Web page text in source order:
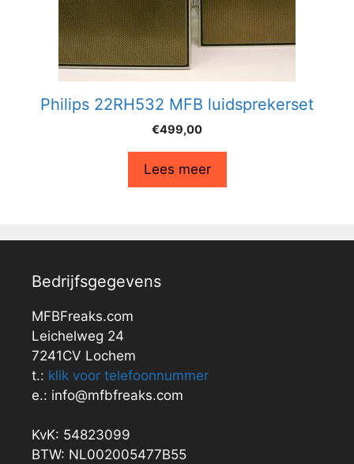
Philips 22RH532 MFB luidsprekerset
€499,00
Lees meer
Bedrijfsgegevens
MFBFreaks.com
Leichelweg 24
7241CV Lochem
t.: klik voor telefoonnummer
e.: info@mfbfreaks.com
KvK: 54823099
BTW: NL002005477B55